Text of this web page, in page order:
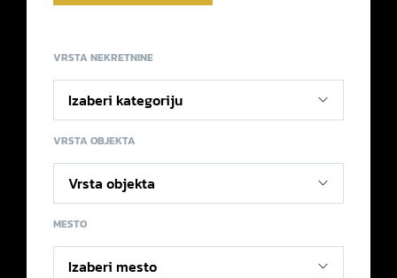
VRSTA NEKRETNINE
VRSTA OBJEKTA
MESTO